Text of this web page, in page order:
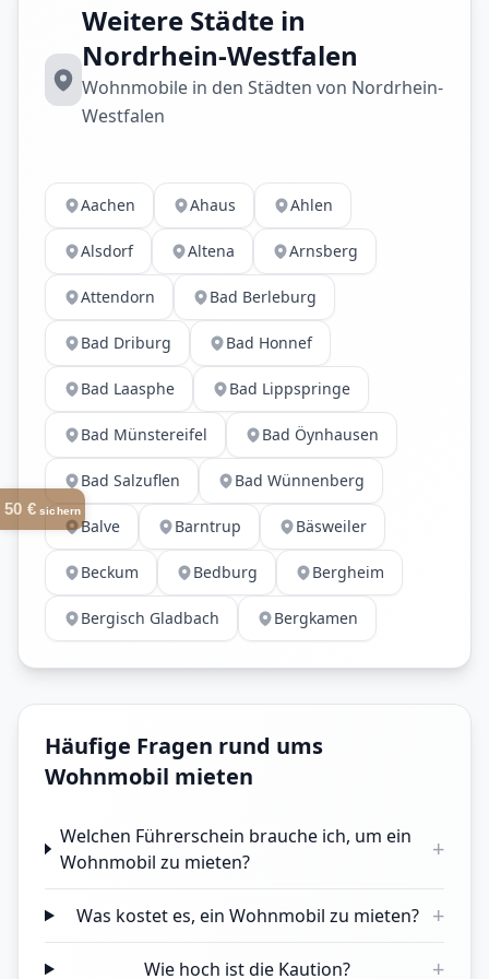
Weitere Städte in
Nordrhein-Westfalen
Wohnmobile in den Städten von Nordrhein-
Westfalen
Aachen Ahaus Ahlen
Alsdorf Altena Arnsberg
Attendorn Bad Berleburg
Bad Driburg Bad Honnef
Bad Laasphe Bad Lippspringe
Bad Münstereifel Bad Öynhausen
Bad Salzuflen Bad Wünnenberg
Balve Barntrup Bäsweiler
Beckum Bedburg Bergheim
Bergisch Gladbach Bergkamen
Häufige Fragen rund ums
Wohnmobil mieten
Welchen Führerschein brauche ich, um ein
Wohnmobil zu mieten?
+
Was kostet es, ein Wohnmobil zu mieten? +
Wie hoch ist die Kaution? +
50 €sichern